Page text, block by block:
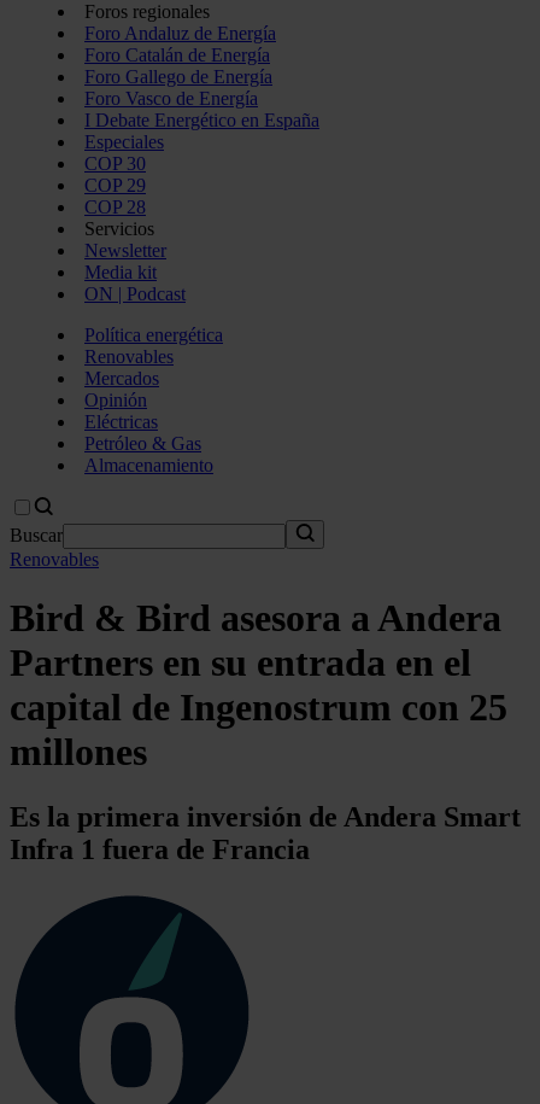
Foros regionales
Foro Andaluz de Energía
Foro Catalán de Energía
Foro Gallego de Energía
Foro Vasco de Energía
I Debate Energético en España
Especiales
COP 30
COP 29
COP 28
Servicios
Newsletter
Media kit
ON | Podcast
Política energética
Renovables
Mercados
Opinión
Eléctricas
Petróleo & Gas
Almacenamiento
Buscar
Renovables
Bird & Bird asesora a Andera
Partners en su entrada en el
capital de Ingenostrum con 25
millones
Es la primera inversión de Andera Smart
Infra 1 fuera de Francia